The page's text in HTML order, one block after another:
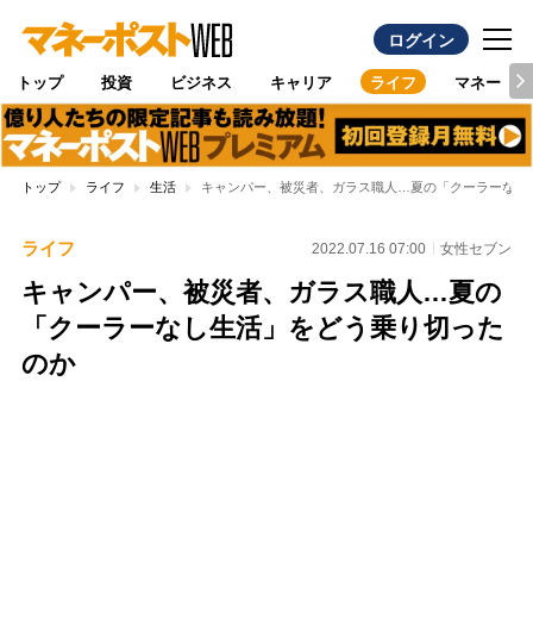
ログイン
トップ 投資 ビジネス キャリア ライフ マネー
トップ ライフ 生活 キャンパー、被災者、ガラス職人…夏の「クーラーなし
ライフ 2022.07.16 07:00 女性セブン
キャンパー、被災者、ガラス職人…夏の
「クーラーなし生活」をどう乗り切った
のか